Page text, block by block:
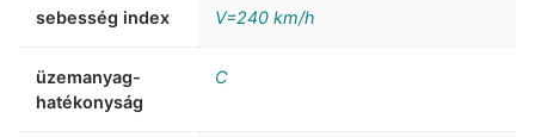
sebesség index V=240 km/h
üzemanyag-
hatékonyság
C